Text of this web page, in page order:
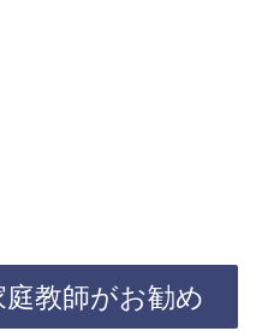
教師がお勧め